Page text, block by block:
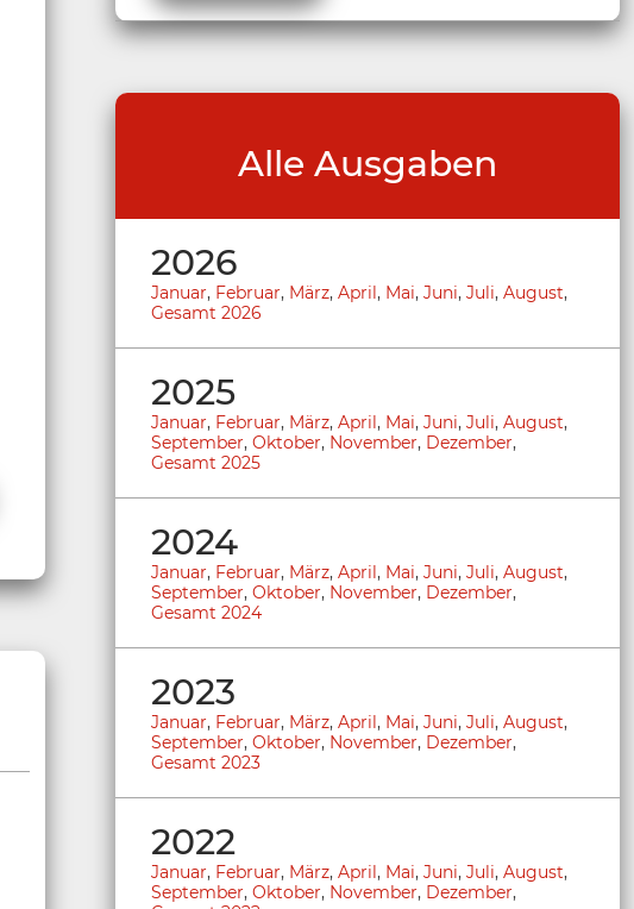
Alle Ausgaben
2026
Januar, Februar, März, April, Mai, Juni, Juli, August,
Gesamt 2026
2025
Januar, Februar, März, April, Mai, Juni, Juli, August,
September, Oktober, November, Dezember,
Gesamt 2025
2024
Januar, Februar, März, April, Mai, Juni, Juli, August,
September, Oktober, November, Dezember,
Gesamt 2024
2023
Januar, Februar, März, April, Mai, Juni, Juli, August,
September, Oktober, November, Dezember,
Gesamt 2023
2022
Januar, Februar, März, April, Mai, Juni, Juli, August,
September, Oktober, November, Dezember,